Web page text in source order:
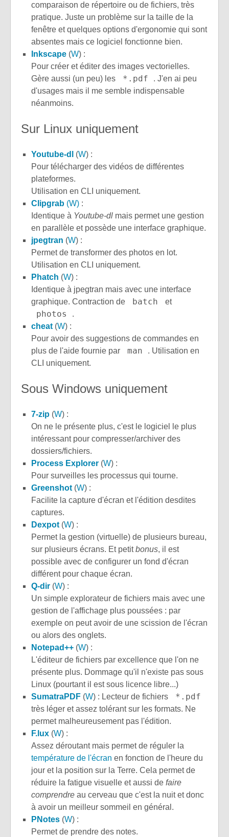
comparaison de répertoire ou de fichiers, très
pratique. Juste un problème sur la taille de la
fenêtre et quelques options d'ergonomie qui sont
absentes mais ce logiciel fonctionne bien.
Inkscape (W) :
Pour créer et éditer des images vectorielles.
Gère aussi (un peu) les
*.pdf
. J'en ai peu
d'usages mais il me semble indispensable
néanmoins.
Sur Linux uniquement
Youtube-dl (W) :
Pour télécharger des vidéos de différentes
plateformes.
Utilisation en CLI uniquement.
Clipgrab (W) :
Identique à Youtube-dl mais permet une gestion
en parallèle et possède une interface graphique.
jpegtran (W) :
Permet de transformer des photos en lot.
Utilisation en CLI uniquement.
Phatch (W) :
Identique à jpegtran mais avec une interface
graphique. Contraction de
batch et
photos
.
cheat (W) :
Pour avoir des suggestions de commandes en
plus de l'aide fournie par
man
. Utilisation en
CLI uniquement.
Sous Windows uniquement
7-zip (W) :
On ne le présente plus, c'est le logiciel le plus
intéressant pour compresser/archiver des
dossiers/fichiers.
Process Explorer (W) :
Pour surveilles les processus qui tourne.
Greenshot (W) :
Facilite la capture d'écran et l'édition desdites
captures.
Dexpot (W) :
Permet la gestion (virtuelle) de plusieurs bureau,
sur plusieurs écrans. Et petitbonus, il est
possible avec de configurer un fond d'écran
différent pour chaque écran.
Q-dir (W) :
Un simple explorateur de fichiers mais avec une
gestion de l'affichage plus poussées : par
exemple on peut avoir de une scission de l'écran
ou alors des onglets.
Notepad++ (W) :
L'éditeur de fichiers par excellence que l'on ne
présente plus. Dommage qu'il n'existe pas sous
Linux (pourtant il est sous licence libre...)
SumatraPDF (W) : Lecteur de fichiers *.pdf
très léger et assez tolérant sur les formats. Ne
permet malheureusement pas l'édition.
F.lux (W) :
Assez déroutant mais permet de réguler la
température de l'écran en fonction de l'heure du
jour et la position sur la Terre. Cela permet de
réduire la fatigue visuelle et aussi de faire
comprendre au cerveau que c'est la nuit et donc
à avoir un meilleur sommeil en général.
PNotes (W) :
Permet de prendre des notes.